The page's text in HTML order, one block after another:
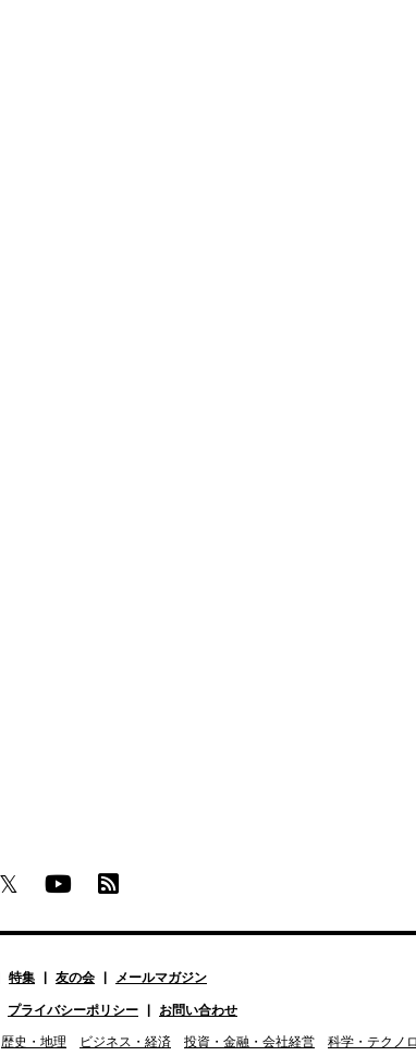
特集 友の会 メールマガジン
プライバシーポリシー お問い合わせ
歴史・地理 ビジネス・経済 投資・金融・会社経営 科学・テクノ